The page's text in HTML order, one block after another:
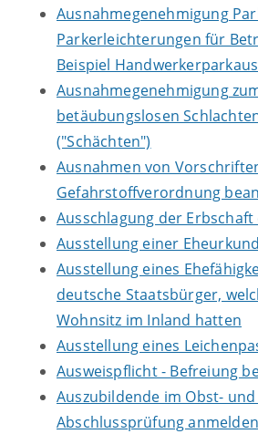
Ausnahmegenehmigung
Parkerleichterungen für
Beispiel
Ausnahmegenehmigung
betäubungslosen
("Schächten")
Ausnahmen von
Gefahrstoffverordnung
Ausschlagung der
Ausstellung einer
Ausstellung eines
deutsche Staatsbürger,
Wohnsitz im Inland hatten
Ausstellung eines
Ausweispflicht - Befreiung
Auszubildende im Obst-
Abschlussprüfung anmelden